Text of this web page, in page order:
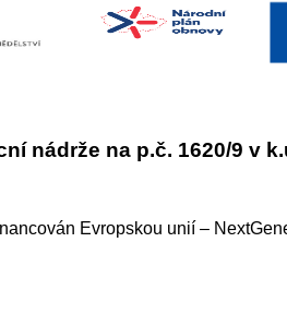
nádrže na p.č. 1620/9 v
Evropskou unií –